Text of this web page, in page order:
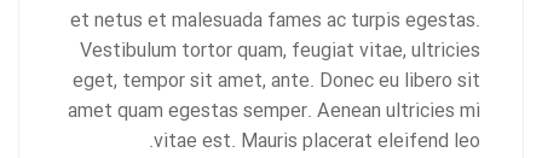
et netus et malesuada fames ac turpis egestas.
Vestibulum tortor quam, feugiat vitae, ultricies
eget, tempor sit amet, ante. Donec eu libero sit
amet quam egestas semper. Aenean ultricies mi
vitae est. Mauris placerat eleifend leo.